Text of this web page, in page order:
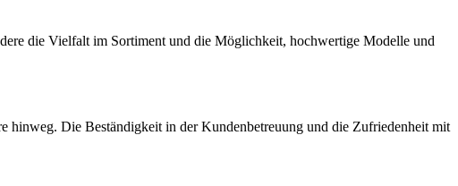
die Vielfalt im Sortiment und die Möglichkeit, hochwertige Modelle und
hinweg. Die Beständigkeit in der Kundenbetreuung und die Zufriedenheit mit